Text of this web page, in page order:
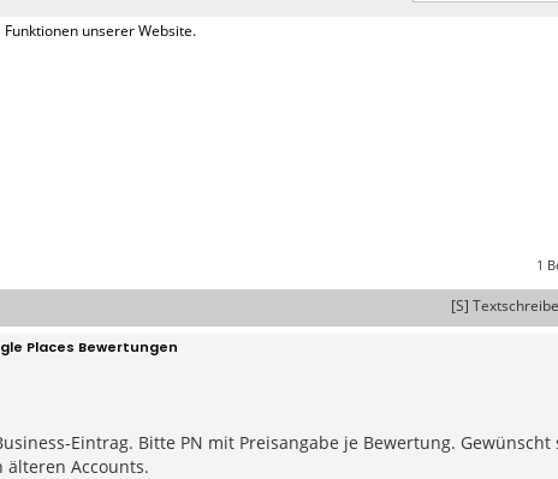
1
[S]
Places Bewertungen
Eintrag. Bitte PN mit Preisangabe je Bewertung. Gewünscht
älteren Accounts.